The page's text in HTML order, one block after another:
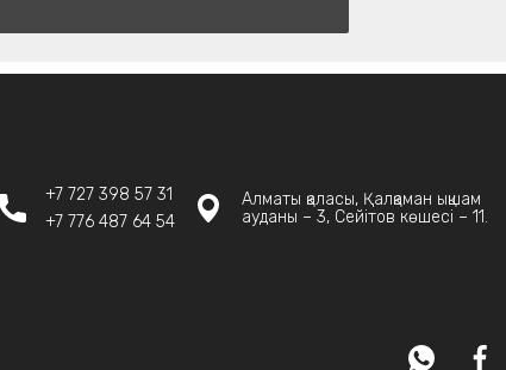
+7 727 398 57 31
+7 776 487 64 54
Алматы қаласы, Қалқаман ықшам
ауданы – 3, Сейітов көшесі – 11.